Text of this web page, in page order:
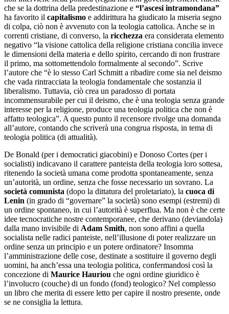
che se la dottrina della predestinazione e “l’ascesi intramondana”
ha favorito il capitalismo e addirittura ha giudicato la miseria segno
di colpa, ciò non è avvenuto con la teologia cattolica. Anche se in
correnti cristiane, di converso, la ricchezza era considerata elemento
negativo “la visione cattolica della religione cristiana concilia invece
le dimensioni della materia e dello spirito, cercando di non frustrare
il primo, ma sottomettendolo formalmente al secondo”. Scrive
l’autore che “è lo stesso Carl Schmitt a ribadire come sia nel deismo
che vada rintracciata la teologia fondamentale che sostanzia il
liberalismo. Tuttavia, ciò crea un paradosso di portata
incommensurabile per cui il deismo, che è una teologia senza grande
interesse per la religione, produce una teologia politica che non è
affatto teologica”. A questo punto il recensore rivolge una domanda
all’autore, contando che scriverà una congrua risposta, in tema di
teologia politica (di attualità).
De Bonald (per i democratici giacobini) e Donoso Cortes (per i
socialisti) indicavano il carattere panteista della teologia loro sottesa,
ritenendo la società umana come prodotta spontaneamente, senza
un’autorità, un ordine, senza che fosse necessario un sovrano. La
società comunista (dopo la dittatura del proletariato), la cuoca di
Lenin (in grado di “governare” la società) sono esempi (estremi) di
un ordine spontaneo, in cui l’autorità è superflua. Ma non è che certe
idee tecnocratiche nostre contemporanee, che derivano (deviandola)
dalla mano invisibile di Adam Smith, non sono affini a quella
socialista nelle radici panteiste, nell’illusione di poter realizzare un
ordine senza un principio e un potere ordinatore? Insomma
l’amministrazione delle cose, destinate a sostituire il governo degli
uomini, ha anch’essa una teologia politica, confermandosi così la
concezione di Maurice Hauriou che ogni ordine giuridico è
l’involucro (couche) di un fondo (fond) teologico? Nel complesso
un libro che merita di essere letto per capire il nostro presente, onde
se ne consiglia la lettura.